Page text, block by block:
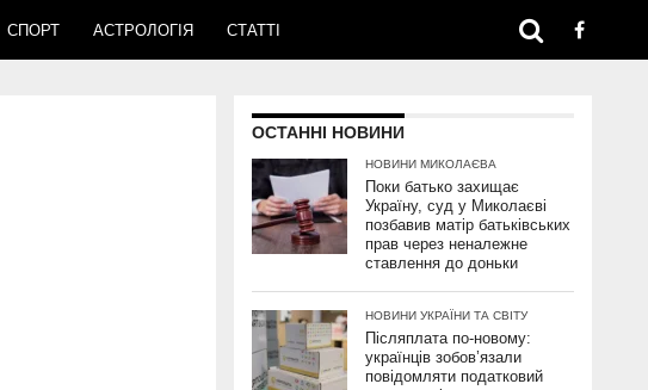
СПОРТ АСТРОЛОГІЯ СТАТТІ
ОСТАННІ НОВИНИ
НОВИНИ МИКОЛАЄВА
Поки батько захищає
Україну, суд у Миколаєві
позбавив матір батьківських
прав через неналежне
ставлення до доньки
НОВИНИ УКРАЇНИ ТА СВІТУ
Післяплата по-новому:
українців зобов’язали
повідомляти податковий